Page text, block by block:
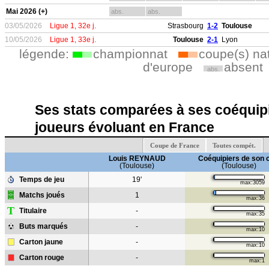
Mai 2026 (+)
abs. abs.
03/05/2026 Ligue 1, 32e j. Strasbourg 1-2 Toulouse
10/05/2026
Ligue 1, 33e j. Toulouse 2-1 Lyon
légende: championnat
coupe(s)
d'europe
abs. absent
Ses stats comparées à ses
joueurs évoluant en France
Coupe de France Toutes compét.
Louis REYNAUD
(Toulouse)
Coéquipiers de son
(Toulouse)
Temps de jeu
19' max:3059
Matchs joués 1 max:36
T Titulaire - max:35
Buts marqués - max:10
Carton jaune - max:10
Carton rouge - max:1